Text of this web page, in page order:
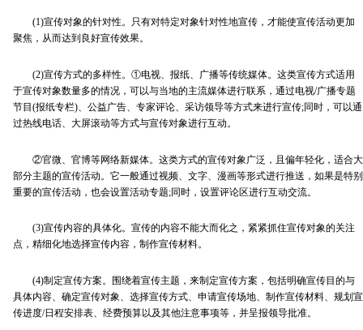
(1)宣传对象的针对性。只有对特定对象针对性地宣传，才能使宣传活动更加
聚焦，从而达到良好宣传效果。
(2)宣传方式的多样性。①电视、报纸、广播等传统媒体。这类宣传方式适用
于宣传对象数量多的情况，可以与当地的主流媒体进行联系，通过电视/广播专题
节目(报纸专栏)、公益广告、专家评论、采访领导等方式来进行宣传;同时，可以通
过热线电话、大屏滚动等方式与宣传对象进行互动。
②官微、官博等网络新媒体。这类方式的宣传对象广泛，且偏年轻化，适合大
部分主题的宣传活动。它一般通过视频、文字、漫画等形式进行推送，如果是特别
重要的宣传活动，也会设置活动专题;同时，设置评论区进行互动交流。
(3)宣传内容的具体化。宣传的内容不能大而化之，紧紧抓住宣传对象的关注
点，精细化地选择宣传内容，制作宣传材料。
(4)制定宣传方案。围绕着宣传主题，来制定宣传方案，包括明确宣传目的与
具体内容、确定宣传对象、选择宣传方式、申请宣传场地、制作宣传材料、规划宣
传进度/日程安排表、经费预算以及其他注意事项等，并呈报领导批准。